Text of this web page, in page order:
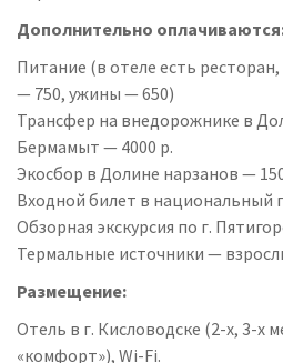
Дополнительно
Питание (в отеле есть
— 750, ужины — 650)
Трансфер на внедорожнике в
Бермамыт — 4000 р.
Экосбор в Долине нарзанов —
Входной билет в национальный
Обзорная экскурсия по г.
Термальные источники —
Размещение:
Отель в г. Кисловодске (2-х, 3-х
«комфорт»), Wi-Fi.